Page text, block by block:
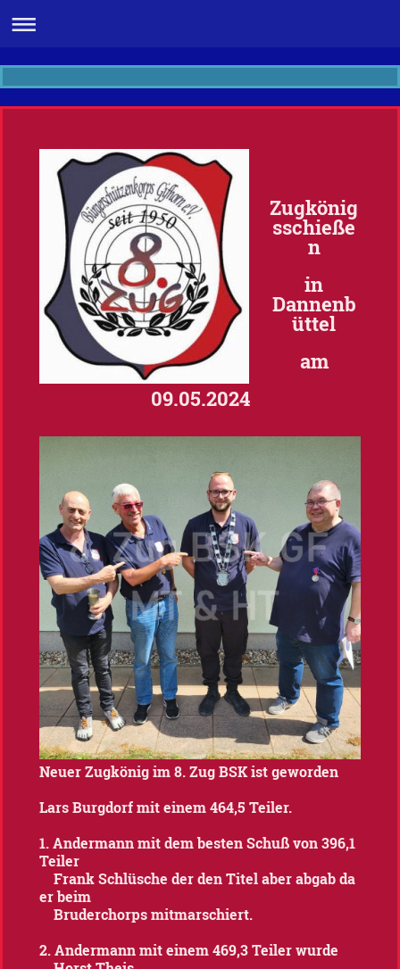
Zugkönig
sschieße
n
in
Dannenb
üttel
am
09.05.2024
Neuer Zugkönig im 8. Zug BSK ist geworden
Lars Burgdorf mit einem 464,5 Teiler.
1. Andermann mit dem besten Schuß von 396,1
Teiler
Frank Schlüsche der den Titel aber abgab da
er beim
Bruderchorps mitmarschiert.
2. Andermann mit einem 469,3 Teiler wurde